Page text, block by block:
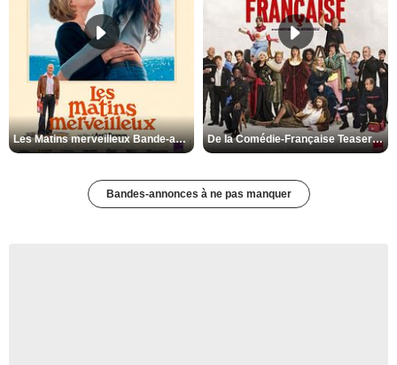
Les Matins merveilleux Bande-annonce VF De la Comédie-Française Teaser VF
Bandes-annonces à ne pas manquer